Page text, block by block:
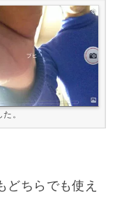
。
どちらでも使え